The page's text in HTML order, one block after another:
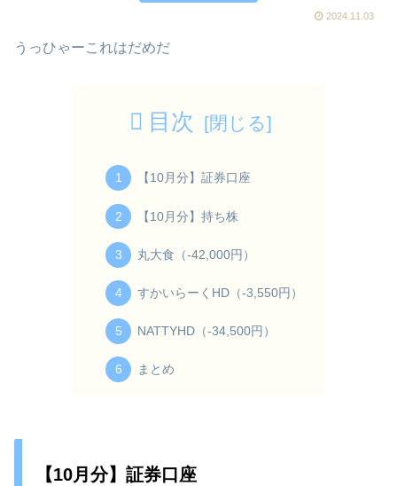
2024.11.03
うっひゃーこれはだめだ
目次
【10月分】証券口座
【10月分】持ち株
丸大食（-42,000円）
すかいらーくHD（-3,550円）
NATTYHD（-34,500円）
まとめ
【10月分】証券口座